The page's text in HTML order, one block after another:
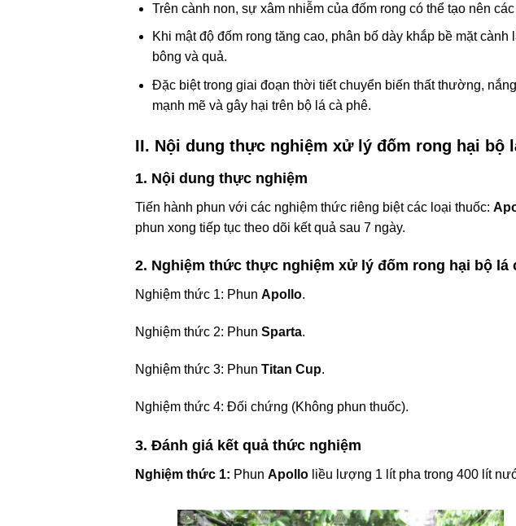
Trên cành non, sự xâm nhiễm của đốm rong có thể tạo nên
Khi mật độ đốm rong tăng cao, phân bố dày khắp bề mặt
bông và quả.
Đặc biệt trong giai đoạn thời tiết chuyển biến thất thường,
mạnh mẽ và gây hại trên bộ lá cà phê.
II. Nội dung thực nghiệm xử lý đốm rong hại bộ
1. Nội dung thực nghiệm
Tiến hành phun với các nghiệm thức riêng biệt các loại thuốc:
phun xong tiếp tục theo dõi kết quả sau 7 ngày.
2. Nghiệm thức thực nghiệm xử lý đốm rong hại bộ lá
Nghiệm thức 1: PhunApollo.
Nghiệm thức 2: PhunSparta.
Nghiệm thức 3: PhunTitan Cup.
Nghiệm thức 4: Đối chứng (Không phun thuốc).
3. Đánh giá kết quả thức nghiệm
Nghiệm thức 1: PhunApollo liều lượng 1 lít pha trong 400 lít